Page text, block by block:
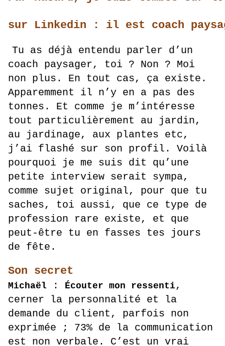
sur Linkedin : il est coach
Tu as déjà entendu parler d’un
coach paysager, toi ? Non ? Moi
non plus. En tout cas, ça existe.
Apparemment il n’y en a pas des
tonnes. Et comme je m’intéresse
tout particulièrement au jardin,
au jardinage, aux plantes etc,
j’ai flashé sur son profil. Voilà
pourquoi je me suis dit qu’une
petite interview serait sympa,
comme sujet original, pour que tu
saches, toi aussi, que ce type de
profession rare existe, et que
peut-être tu en fasses tes jours
de fête.
Son secret
Michaël : Écouter mon ressenti ,
cerner la personnalité et la
demande du client, parfois non
exprimée ; 73% de la communication
est non verbale. C’est un vrai